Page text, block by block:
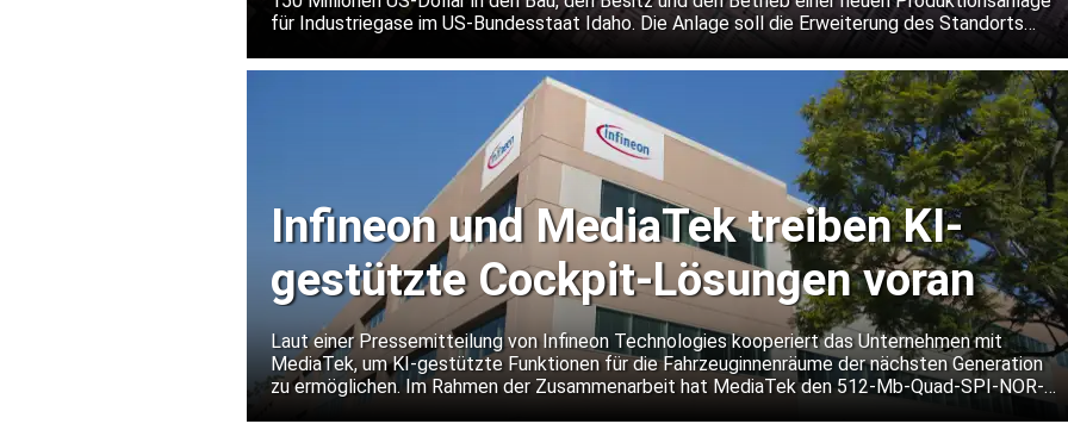
für Industriegase im US-Bundesstaat Idaho. Die Anlage soll die Erweiterung des Standorts
Infineon und MediaTek treiben KI-
gestützte Cockpit-Lösungen voran
Laut einer Pressemitteilung von Infineon Technologies kooperiert das Unternehmen mit
MediaTek, um KI-gestützte Funktionen für die Fahrzeuginnenräume der nächsten Generation
zu ermöglichen. Im Rahmen der Zusammenarbeit hat MediaTek den 512-Mb-Quad-SPI-NOR-